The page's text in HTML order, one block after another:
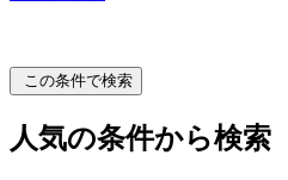
この条件で検索
人気の条件から検索